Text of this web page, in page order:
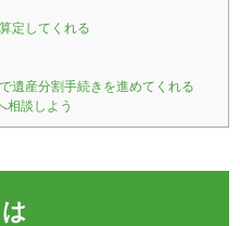
定してくれる
遺産分割手続きを進めてくれる
相談しよう